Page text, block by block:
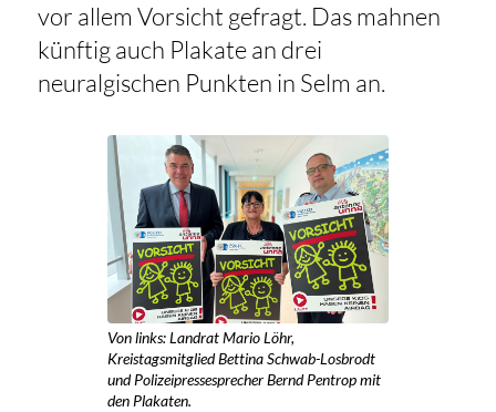
vor allem Vorsicht gefragt. Das mahnen
künftig auch Plakate an drei
neuralgischen Punkten in Selm an.
Von links: Landrat Mario Löhr,
Kreistagsmitglied Bettina Schwab-Losbrodt
und Polizeipressesprecher Bernd Pentrop mit
den Plakaten.